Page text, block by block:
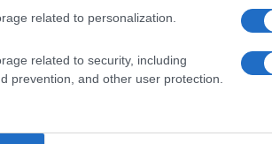
related to personalization.
related to security, including
prevention, and other user protection.
flessibilità è
i giocatori a